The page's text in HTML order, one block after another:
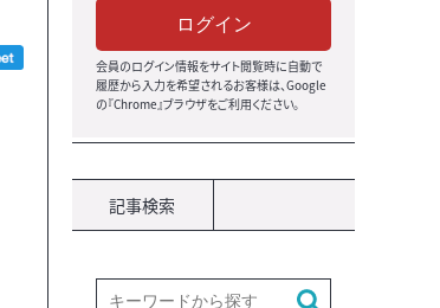
ログイン
会員のログイン情報をサイト閲覧時に自動で
履歴から入力を希望されるお客様は、Google
の『Chrome』ブラウザをご利用ください。
記事検索